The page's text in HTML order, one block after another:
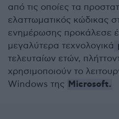
από τις οποίες τα
ελαττωματικός κώδικας
ενημέρωσης προκάλεσε
μεγαλύτερα τεχνολογικά
τελευταίων ετών,
χρησιμοποιούν το
Windows της Microsoft.